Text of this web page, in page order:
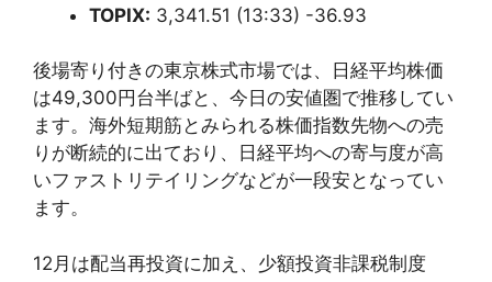
TOPIX: 3,341.51 (13:33) -36.93
後場寄り付きの東京株式市場では、日経平均株価
は49,300円台半ばと、今日の安値圏で推移してい
ます。海外短期筋とみられる株価指数先物への売
りが断続的に出ており、日経平均への寄与度が高
いファストリテイリングなどが一段安となってい
ます。
12月は配当再投資に加え、少額投資非課税制度